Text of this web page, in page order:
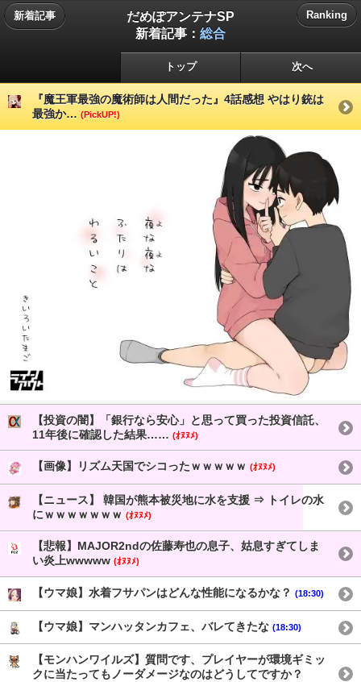
新着記事
だめぽアンテナSP
新着記事： 総合
Ranking
トップ 次へ
『魔王軍最強の魔術師は人間だった』4話感想 やはり銃は
最強か… (PickUP!)
【投資の闇】「銀行なら安心」と思って買った投資信託、
11年後に確認した結果…… (ｵﾇﾇﾒ)
【画像】リズム天国でシコったｗｗｗｗｗ (ｵﾇﾇﾒ)
【ニュース】 韓国が熊本被災地に水を支援 ⇒ トイレの水
にｗｗｗｗｗｗｗ (ｵﾇﾇﾒ)
【悲報】MAJOR2ndの佐藤寿也の息子、姑息すぎてしま
い炎上wwwww (ｵﾇﾇﾒ)
【ウマ娘】水着フサパンはどんな性能になるかな？ (18:30)
【ウマ娘】マンハッタンカフェ、バレてきたな (18:30)
【モンハンワイルズ】質問です、プレイヤーが環境ギミッ
クに当たってもノーダメージなのはどうしてですか？